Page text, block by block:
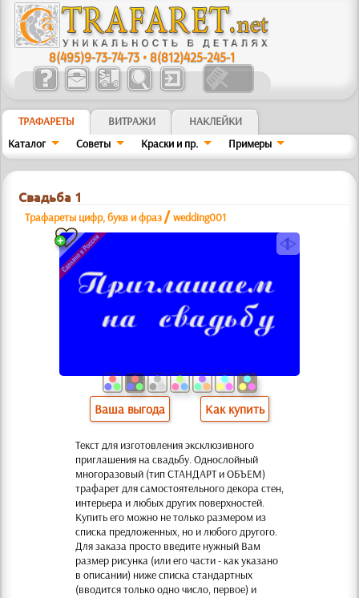
8(495)9-73-74-73 •8(812)425-245-1
ТРАФАРЕТЫ ВИТРАЖИ
НАКЛЕЙКИ
Каталог
Советы Краски и пр. Примеры
Свадьба 1
Трафареты цифр, букв и фраз /wedding001
a
Ваша выгода Как купить
Текст для изготовления эксклюзивного
приглашения на свадьбу. Однослойный
многоразовый (тип СТАНДАРТ и ОБЪЕМ)
трафарет для самостоятельного декора стен,
интерьера и любых других поверхностей.
Купить его можно не только размером из
списка предложенных, но и любого другого.
Для заказа просто введите нужный Вам
размер рисунка (или его части - как указано
в описании) ниже списка стандартных
(вводится только одно число, первое) и